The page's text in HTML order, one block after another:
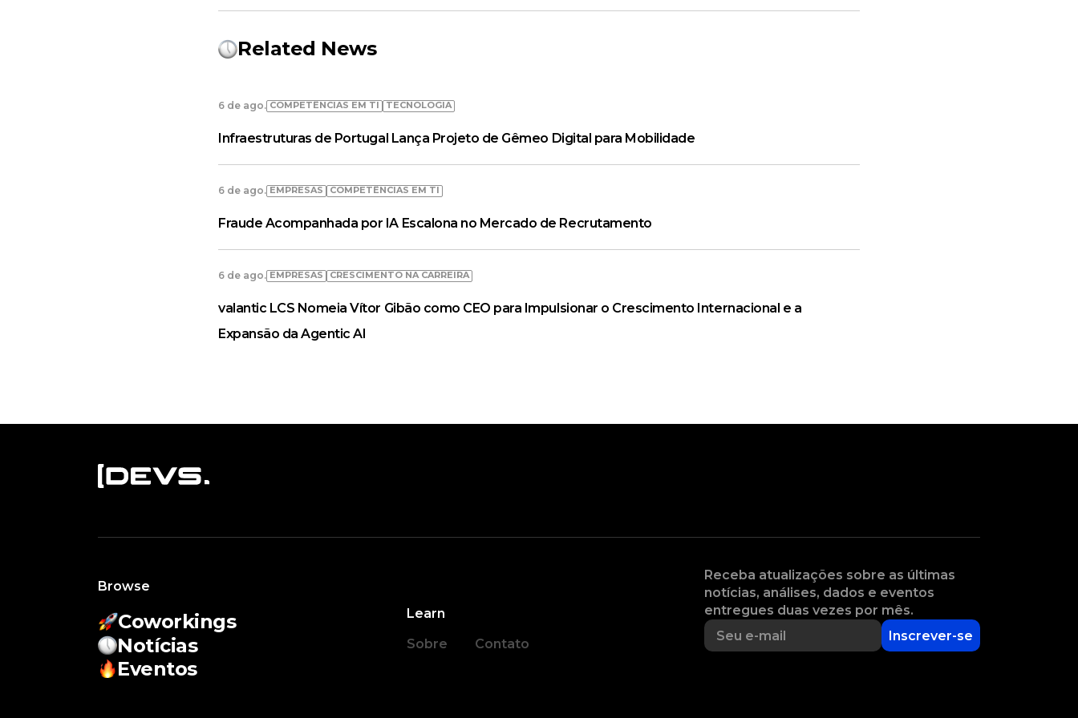
Related News
6 de ago. COMPETÊNCIAS EM TI TECNOLOGIA
Infraestruturas de Portugal Lança Projeto de Gêmeo Digital para Mobilidade
6 de ago. EMPRESAS COMPETÊNCIAS EM TI
Fraude Acompanhada por IA Escalona no Mercado de Recrutamento
6 de ago. EMPRESAS CRESCIMENTO NA CARREIRA
valantic LCS Nomeia Vítor Gibão como CEO para Impulsionar o Crescimento Internacional e a
Expansão da Agentic AI
Browse
Coworkings
Notícias
Eventos
Learn
Sobre
Contato
Receba atualizações sobre as últimas
notícias, análises, dados e eventos
entregues duas vezes por mês.
Inscrever-se